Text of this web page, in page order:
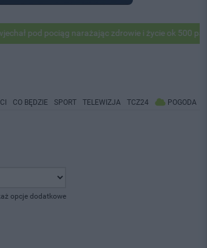
pociąg narażając zdrowie i życie ok 500
CO BĘDZIE SPORT TELEWIZJA TCZ24 POGODA
opcje dodatkowe